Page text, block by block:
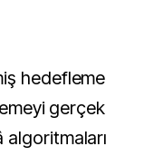
hedefleme
gerçek
algoritmaları